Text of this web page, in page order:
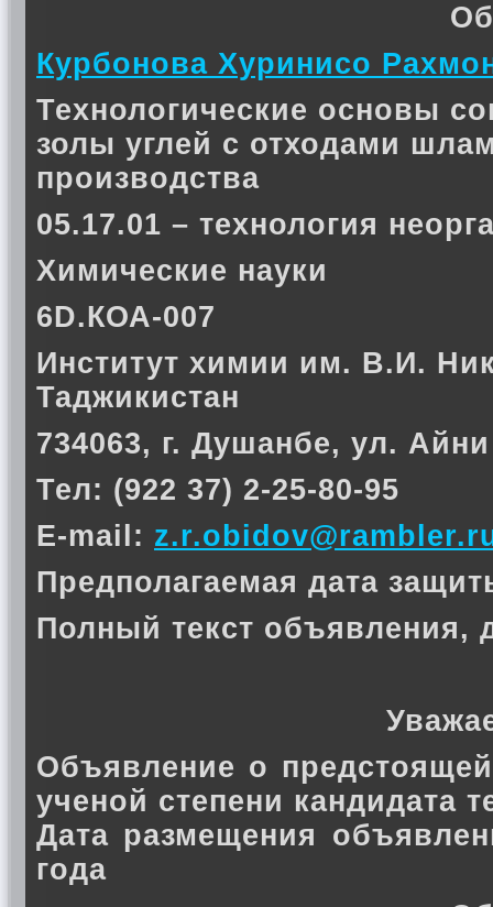
Курбонова Хуринисо
Технологические основы
золы углей с отходами
производства
05.17.01 – технология
Химические науки
6D.КОА-007
Институт химии им. В.И.
Таджикистан
734063, г. Душанбе, ул.
Тел: (922 37) 2-25-80-95
E-mail:
Предполагаемая дата
Полный текст объявления,
Объявление о
ученой степени кандидата
Дата размещения
года